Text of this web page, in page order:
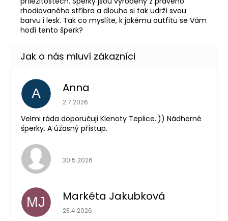
rhodiovaného stříbra a dlouho si tak udrží svou
barvu i lesk. Tak co myslíte, k jakému outfitu se Vám
hodí tento šperk?
A Anna
Hodnocení obchodu je 5 z 5 hvězdiček.
2.7.2026
Velmi ráda doporučuji Klenoty Teplice.:)) Nádherné
šperky. A úžasný přístup.
Hodnocení obchodu je 5 z 5 hvězdiček.
30.5.2026
MJ Markéta Jakubková
Hodnocení obchodu je 5 z 5 hvězdiček.
23.4.2026